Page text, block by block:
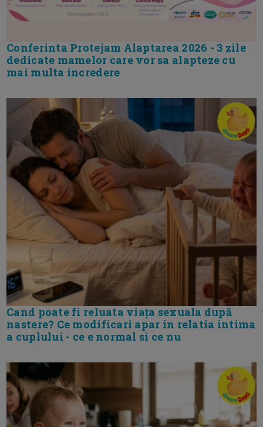
Conferinta Protejam Alaptarea 2026 - 3 zile
dedicate mamelor care vor sa alapteze cu
mai multa incredere
Cand poate fi reluata viața sexuala după
nastere? Ce modificari apar in relatia intima
a cuplului - ce e normal si ce nu